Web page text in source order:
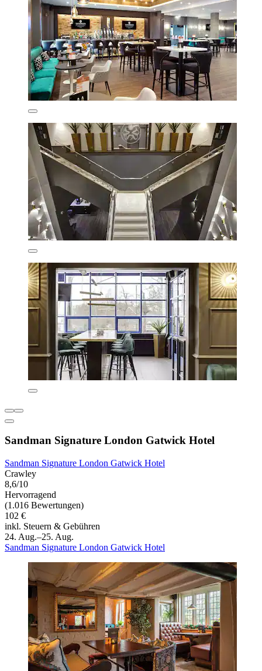
Sandman Signature London Gatwick Hotel
Sandman Signature London Gatwick Hotel
Crawley
8,6/10
Hervorragend
(1.016 Bewertungen)
102 €
inkl. Steuern & Gebühren
24. Aug.–25. Aug.
Sandman Signature London Gatwick Hotel